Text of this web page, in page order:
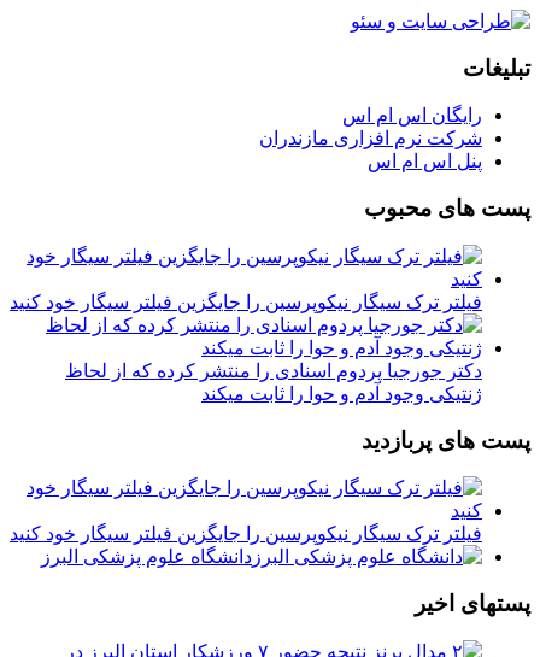
تبلیغات
رایگان اس ام اس
شرکت نرم افزاری مازندران
پنل اس ام اس
پست های محبوب
فیلتر ترک سیگار نیکوپرسین را جایگزین فیلتر سیگار خود کنید
دکتر جورجیا پردوم اسنادی را منتشر کرده که از لحاظ
ژنتیکی وجود آدم و حوا را ثابت میکند
پست های پربازدید
فیلتر ترک سیگار نیکوپرسین را جایگزین فیلتر سیگار خود کنید
دانشگاه علوم پزشکی البرز
پستهای اخیر